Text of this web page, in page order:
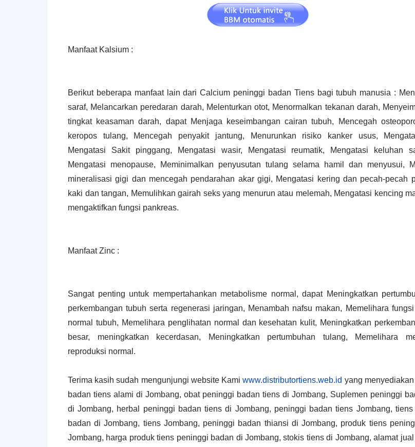
Manfaat Kalsium :
Berikut beberapa manfaat lain dari Calcium peninggi badan Tiens bagi tubuh manusia :
saraf, Melancarkan peredaran darah, Melenturkan otot, Menormalkan tekanan darah,
tingkat keasaman darah, dapat Menjaga keseimbangan cairan tubuh, Mencegah
keropos tulang, Mencegah penyakit jantung, Menurunkan risiko kanker usus,
Mengatasi Sakit pinggang, Mengatasi wasir, Mengatasi reumatik, Mengatasi keluhan
Mengatasi menopause, Meminimalkan penyusutan tulang selama hamil dan menyusui,
mineralisasi gigi dan mencegah pendarahan akar gigi, Mengatasi kering dan pecah-pecah
kaki dan tangan, Memulihkan gairah seks yang menurun atau melemah, Mengatasi kencing
mengaktifkan fungsi pankreas.
Manfaat Zinc :
Sangat penting untuk mempertahankan metabolisme normal, dapat Meningkatkan
perkembangan tubuh serta regenerasi jaringan, Menambah nafsu makan, Memelihara
normal tubuh, Memelihara penglihatan normal dan kesehatan kulit, Meningkatkan
besar, meningkatkan kecerdasan, Meningkatkan pertumbuhan tulang, Memelihara
reproduksi normal.
Terima kasih sudah mengunjungi website Kamiwww.distributortiens.web.id yang
badan tiens alami di Jombang, obat peninggi badan tiens di Jombang, Suplemen peninggi
di Jombang, herbal peninggi badan tiens di Jombang, peninggi badan tiens Jombang, tiens
badan di Jombang, tiens Jombang, peninggi badan thiansi di Jombang, produk tiens
Jombang, harga produk tiens peninggi badan di Jombang, stokis tiens di Jombang, alamat